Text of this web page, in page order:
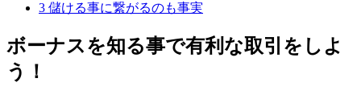
3 儲ける事に繋がるのも事実
ボーナスを知る事で有利な取引をしよ
う！